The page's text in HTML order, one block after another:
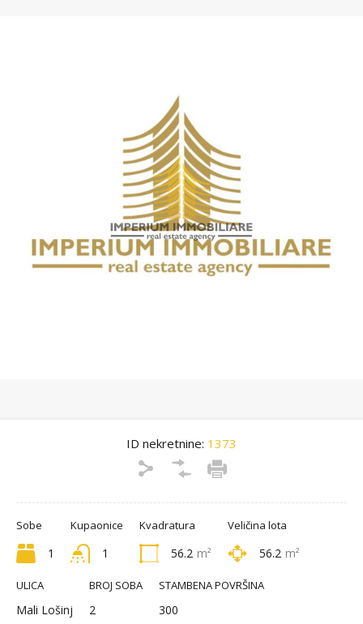
ID nekretnine: 1373
Sobe
1
Kupaonice
1
Kvadratura
56.2 m²
Veličina lota
56.2 m²
ULICA
Mali Lošinj
BROJ SOBA
2
STAMBENA POVRŠINA
300